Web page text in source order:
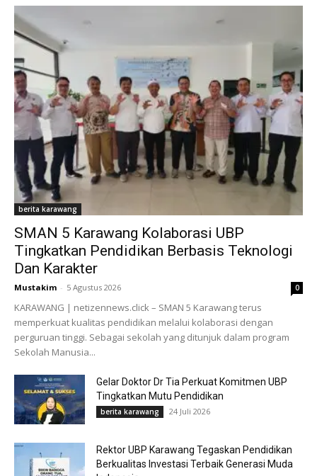
berita karawang
SMAN 5 Karawang Kolaborasi UBP
Tingkatkan Pendidikan Berbasis Teknologi
Dan Karakter
Mustakim - 5 Agustus 2026 0
KARAWANG | netizennews.click – SMAN 5 Karawang terus
memperkuat kualitas pendidikan melalui kolaborasi dengan
perguruan tinggi. Sebagai sekolah yang ditunjuk dalam program
Sekolah Manusia...
Gelar Doktor Dr Tia Perkuat Komitmen UBP
Tingkatkan Mutu Pendidikan
berita karawang 24 Juli 2026
Rektor UBP Karawang Tegaskan Pendidikan
Berkualitas Investasi Terbaik Generasi Muda